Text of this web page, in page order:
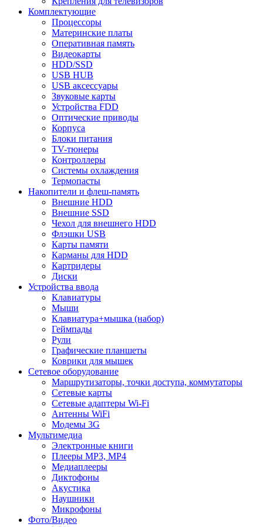
Комплектующие
Процессоры
Материнские платы
Оперативная память
Видеокарты
HDD/SSD
USB HUB
USB аксессуары
Звуковые карты
Устройства FDD
Оптические приводы
Корпуса
Блоки питания
TV-тюнеры
Контроллеры
Системы охлаждения
Термопасты
Накопители и флеш-память
Внешние HDD
Внешние SSD
Чехол для внешнего HDD
Флэшки USB
Карты памяти
Карманы для HDD
Картридеры
Диски
Устройства ввода
Клавиатуры
Мыши
Клавиатура+мышка (набор)
Геймпады
Рули
Графические планшеты
Коврики для мышек
Сетевое оборудование
Маршрутизаторы, точки доступа, коммутаторы
Сетевые карты
Сетевые адаптеры Wi-Fi
Антенны WiFi
Модемы 3G
Мультимедиа
Электронные книги
Плееры MP3, MP4
Медиаплееры
Диктофоны
Акустика
Наушники
Микрофоны
Фото/Видео